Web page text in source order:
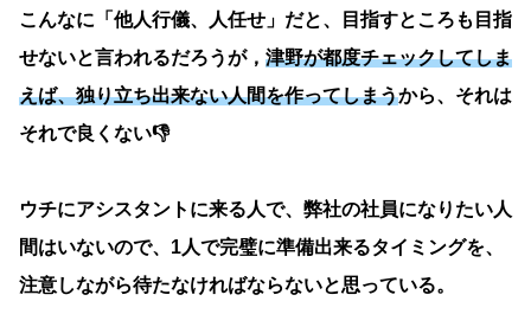
こんなに「他人行儀、人任せ」だと、目指すところも目指
せないと言われるだろうが， 津野が都度チェックしてしま
えば、独り立ち出来ない人間を作ってしまうから、それは
それで良くない👎
ウチにアシスタントに来る人で、弊社の社員になりたい人
間はいないので、1人で完璧に準備出来るタイミングを、
注意しながら待たなければならないと思っている。